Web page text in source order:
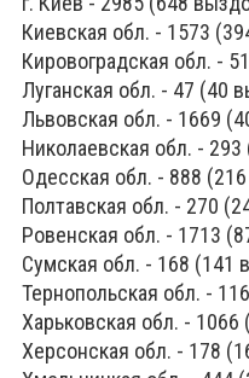
Киевская обл. - 1573
Кировоградская обл. -
Луганская обл. - 47 (40
Львовская обл. - 1669
Николаевская обл. -
Одесская обл. - 888
Полтавская обл. - 270
Ровенская обл. - 1713
Сумская обл. - 168 (141
Тернопольская обл. -
Харьковская обл. -
Херсонская обл. - 178